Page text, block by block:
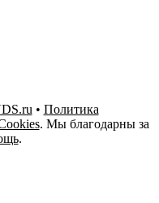
• Политика
. Мы благодарны за
.